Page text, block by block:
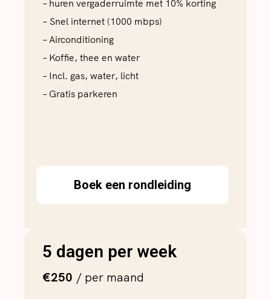
– huren vergaderruimte met 10% korting
– Snel internet (1000 mbps)
– Airconditioning
– Koffie, thee en water
– Incl. gas, water, licht
– Gratis parkeren
Boek een rondleiding
5 dagen per week
€250 / per maand